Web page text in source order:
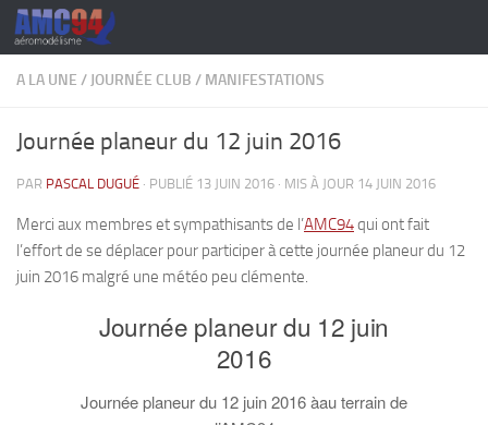
Skip to content
A LA UNE / JOURNÉE CLUB / MANIFESTATIONS
Journée planeur du 12 juin 2016
PAR PASCAL DUGUÉ · PUBLIÉ 13 JUIN 2016 · MIS À JOUR 14 JUIN 2016
Merci aux membres et sympathisants de l’AMC94qui ont fait
l’effort de se déplacer pour participer à cette journée planeur du 12
juin 2016 malgré une météo peu clémente.
Journée planeur du 12 juin
2016
Journée planeur du 12 juin 2016 àau terrain de